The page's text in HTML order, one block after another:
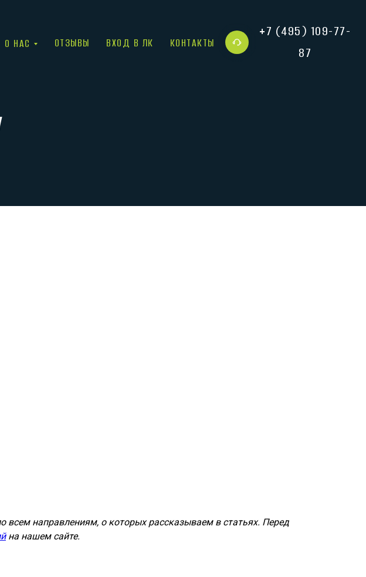
О НАС КОНТАКТЫ
ОТЗЫВЫ
+7 (495) 109-77-
87
ВХОД В ЛК
направлениям, о которых рассказываем в статьях. Перед
на нашем сайте.